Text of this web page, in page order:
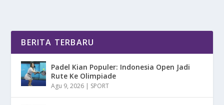
BERITA TERBARU
Padel Kian Populer: Indonesia Open Jadi
Rute Ke Olimpiade
Agu 9, 2026 | SPORT